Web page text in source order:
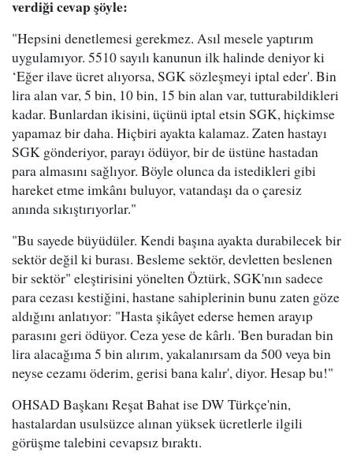
verdiği cevap şöyle:
"Hepsini denetlemesi gerekmez. Asıl mesele yaptırım
uygulamıyor. 5510 sayılı kanunun ilk halinde deniyor ki
‘Eğer ilave ücret alıyorsa, SGK sözleşmeyi iptal eder'. Bin
lira alan var, 5 bin, 10 bin, 15 bin alan var, tutturabildikleri
kadar. Bunlardan ikisini, üçünü iptal etsin SGK, hiçkimse
yapamaz bir daha. Hiçbiri ayakta kalamaz. Zaten hastayı
SGK gönderiyor, parayı ödüyor, bir de üstüne hastadan
para almasını sağlıyor. Böyle olunca da istedikleri gibi
hareket etme imkânı buluyor, vatandaşı da o çaresiz
anında sıkıştırıyorlar."
"Bu sayede büyüdüler. Kendi başına ayakta durabilecek bir
sektör değil ki burası. Besleme sektör, devletten beslenen
bir sektör" eleştirisini yönelten Öztürk, SGK'nın sadece
para cezası kestiğini, hastane sahiplerinin bunu zaten göze
aldığını anlatıyor: "Hasta şikâyet ederse hemen arayıp
parasını geri ödüyor. Ceza yese de kârlı. 'Ben buradan bin
lira alacağıma 5 bin alırım, yakalanırsam da 500 veya bin
neyse cezamı öderim, gerisi bana kalır', diyor. Hesap bu!"
OHSAD Başkanı Reşat Bahat ise DW Türkçe'nin,
hastalardan usulsüzce alınan yüksek ücretlerle ilgili
görüşme talebini cevapsız bıraktı.